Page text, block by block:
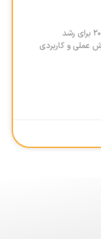
کشف ۷ راهکار نوین فین‌تک در ایران ۲۰۲۵ برای رشد
عملی و کاربردی